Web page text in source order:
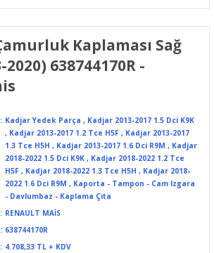
Kaplaması Sağ
638744170R -
Kadjar Yedek Parça , Kadjar 2013-2017 1.5 Dci K9K
, Kadjar 2013-2017 1.2 Tce H5F , Kadjar 2013-2017
1.3 Tce H5H , Kadjar 2013-2017 1.6 Dci R9M , Kadjar
2018-2022 1.5 Dci K9K , Kadjar 2018-2022 1.2 Tce
H5F , Kadjar 2018-2022 1.3 Tce H5H , Kadjar 2018-
2022 1.6 Dci R9M , Kaporta - Tampon - Cam Izgara
- Davlumbaz - Kaplama Çıta
RENAULT MAİS
638744170R
4.708,33 TL + KDV